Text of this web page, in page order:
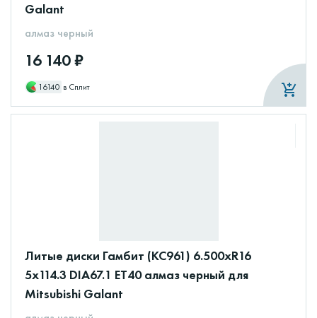
Galant
алмаз черный
16 140 ₽
16140 в Сплит
Литые диски Гамбит (КС961) 6.500xR16
5x114.3 DIA67.1 ET40 алмаз черный для
Mitsubishi Galant